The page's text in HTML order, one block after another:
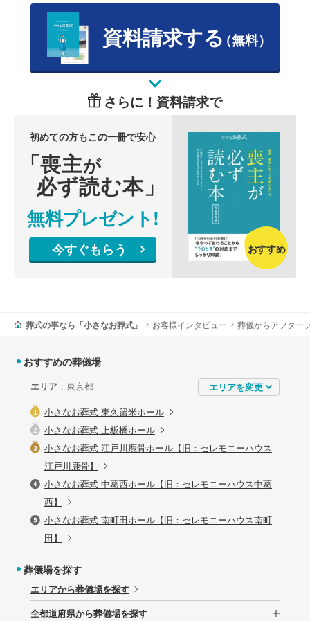
資料請求する（無料）
さらに！資料請求で
初めての方もこの一冊で安心
「喪主が
必ず読む本」
無料プレゼント!
今すぐもらう おすすめ
葬式の事なら「小さなお葬式」 お客様インタビュー 葬儀からアフター
おすすめの葬儀場
エリア：東京都
小さなお葬式 東久留米ホール
小さなお葬式 上板橋ホール
小さなお葬式 江戸川鹿骨ホール【旧：セレモニーハウス
江戸川鹿骨】
小さなお葬式 中葛西ホール【旧：セレモニーハウス中葛
西】
小さなお葬式 南町田ホール【旧：セレモニーハウス南町
田】
葬儀場を探す
エリアから葬儀場を探す
全都道府県から葬儀場を探す